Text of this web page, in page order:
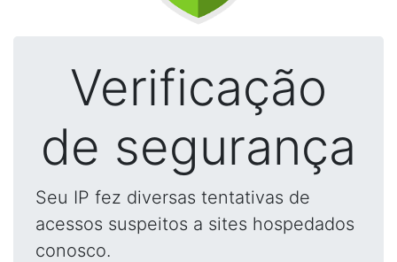
Verificação
de segurança
Seu IP fez diversas tentativas de
acessos suspeitos a sites hospedados
conosco.